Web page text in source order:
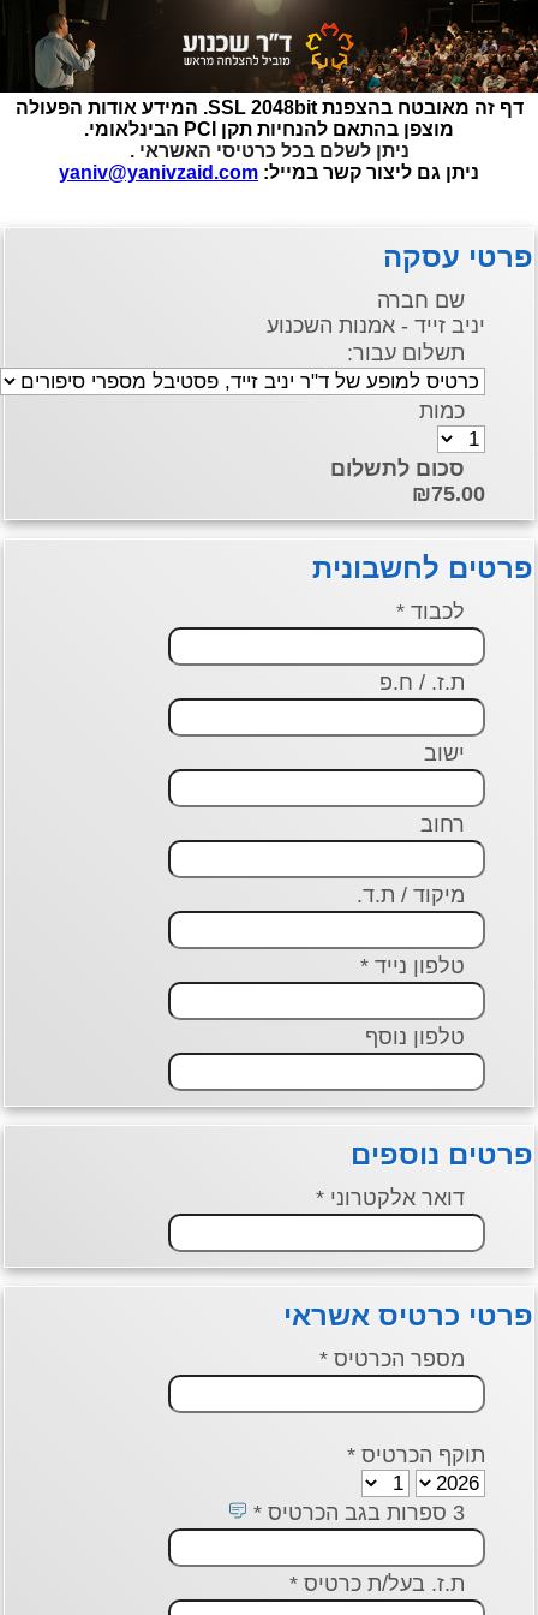
דף זה מאובטח בהצפנת SSL 2048bit. המידע אודות הפעולה
מוצפן בהתאם להנחיות תקן PCI הבינלאומי.
ניתן לשלם בכל כרטיסי האשראי .
ניתן גם ליצור קשר במייל: yaniv@yanivzaid.com
פרטי עסקה
יניב זייד - אמנות השכנוע
כמות
₪75.00
פרטים לחשבונית
לכבוד *
ת.ז. / ח.פ
ישוב
רחוב
מיקוד / ת.ד.
טלפון נייד *
טלפון נוסף
פרטים נוספים
דואר אלקטרוני *
פרטי כרטיס אשראי
מספר הכרטיס *
תוקף הכרטיס *
3 ספרות בגב הכרטיס *
ת.ז. בעל/ת כרטיס *